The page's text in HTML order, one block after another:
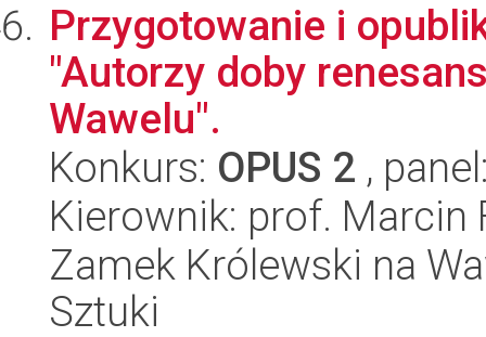
Przygotowanie i
"Autorzy doby
Wawelu".
Konkurs: OPUS 2 ,
Kierownik: prof. Marcin
Zamek Królewski na
Sztuki